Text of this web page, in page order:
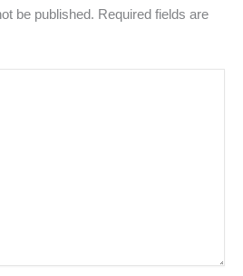
be published. Required fields are